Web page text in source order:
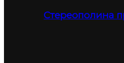
Стереополина